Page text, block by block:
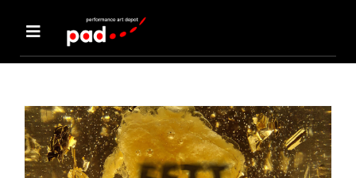
Inhalt
springen
Navigation
umschalten
Über uns